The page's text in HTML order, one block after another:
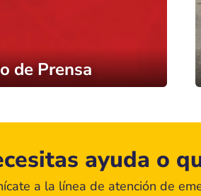
de Prensa
ayuda o
a la línea de atención de